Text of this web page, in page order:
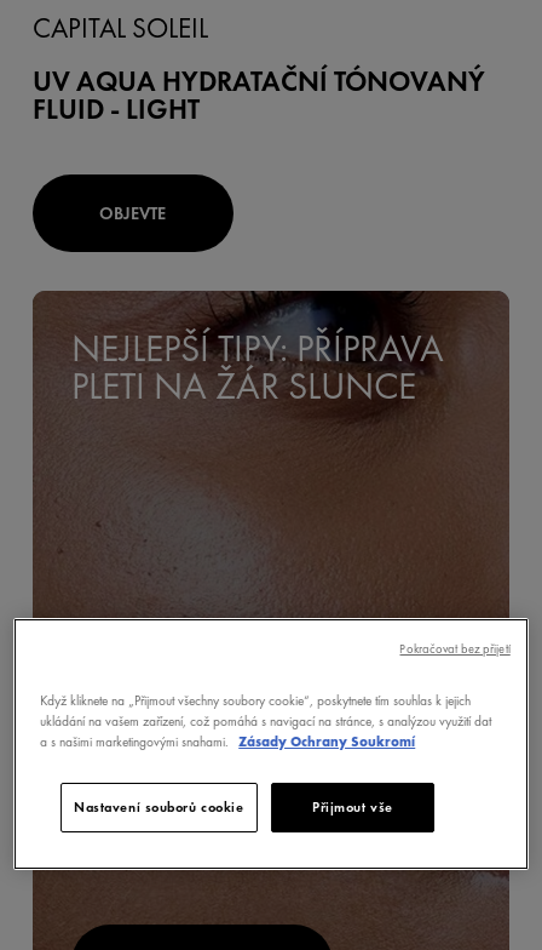
CAPITAL SOLEIL
UV AQUA HYDRATAČNÍ TÓNOVANÝ
FLUID - LIGHT
OBJEVTE
NEJLEPŠÍ TIPY: PŘÍPRAVA
PLETI NA ŽÁR SLUNCE
Když kliknete na „Přijmout všechny soubory cookie“, poskytnete tím souhlas k jejich
ukládání na vašem zařízení, což pomáhá s navigací na stránce, s analýzou využití dat
a s našimi marketingovými snahami.
Zásady Ochrany Soukromí
Nastavení souborů cookie Přijmout vše
Pokračovat bez přijetí